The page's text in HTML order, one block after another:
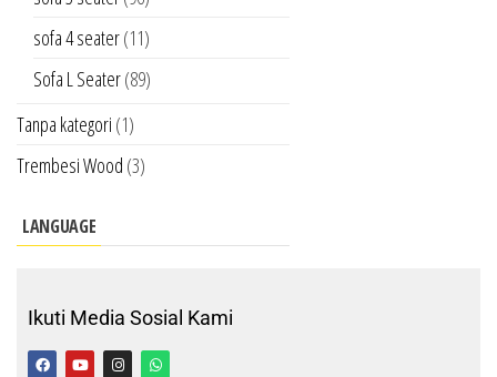
sofa 4 seater(11)
Sofa L Seater(89)
Tanpa kategori (1)
Trembesi Wood (3)
LANGUAGE
Ikuti Media Sosial Kami